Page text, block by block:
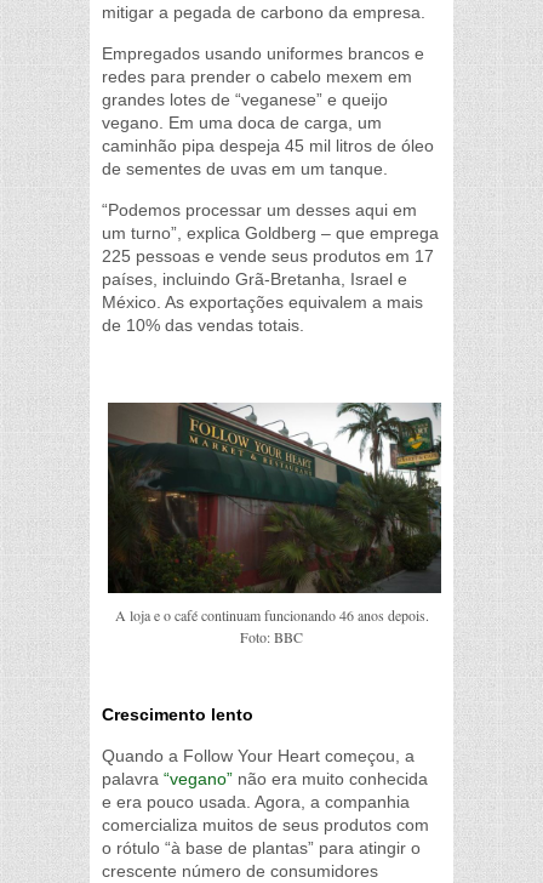
mitigar a pegada de carbono da empresa.
Empregados usando uniformes brancos e
redes para prender o cabelo mexem em
grandes lotes de “veganese” e queijo
vegano. Em uma doca de carga, um
caminhão pipa despeja 45 mil litros de óleo
de sementes de uvas em um tanque.
“Podemos processar um desses aqui em
um turno”, explica Goldberg – que emprega
225 pessoas e vende seus produtos em 17
países, incluindo Grã-Bretanha, Israel e
México. As exportações equivalem a mais
de 10% das vendas totais.
A loja e o café continuam funcionando 46 anos depois.
Foto: BBC
Crescimento lento
Quando a Follow Your Heart começou, a
palavra “vegano” não era muito conhecida
e era pouco usada. Agora, a companhia
comercializa muitos de seus produtos com
o rótulo “à base de plantas” para atingir o
crescente número de consumidores